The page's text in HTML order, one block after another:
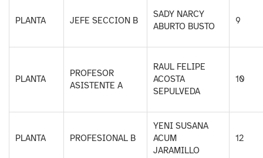
PLANTA JEFE SECCION B
SADY NARCY
ABURTO BUSTO
9
PLANTA
PROFESOR
ASISTENTE A
RAUL FELIPE
ACOSTA
SEPULVEDA
10
PLANTA PROFESIONAL B
YENI SUSANA
ACUM
JARAMILLO
12